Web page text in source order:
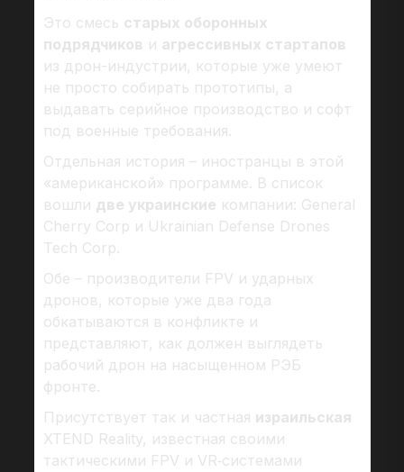
Это смесь старых оборонных
подрядчиков и агрессивных стартапов
из дрон-индустрии, которые уже умеют
не просто собирать прототипы, а
выдавать серийное производство и софт
под военные требования.
Отдельная история – иностранцы в этой
«американской» программе. В список
вошли две украинские компании: General
Cherry Corp и Ukrainian Defense Drones
Tech Corp.
Обе – производители FPV и ударных
дронов, которые уже два года
обкатываются в конфликте и
представляют, как должен выглядеть
рабочий дрон на насыщенном РЭБ
фронте.
Присутствует так и частная израильская
XTEND Reality, известная своими
тактическими FPV и VR‑системами